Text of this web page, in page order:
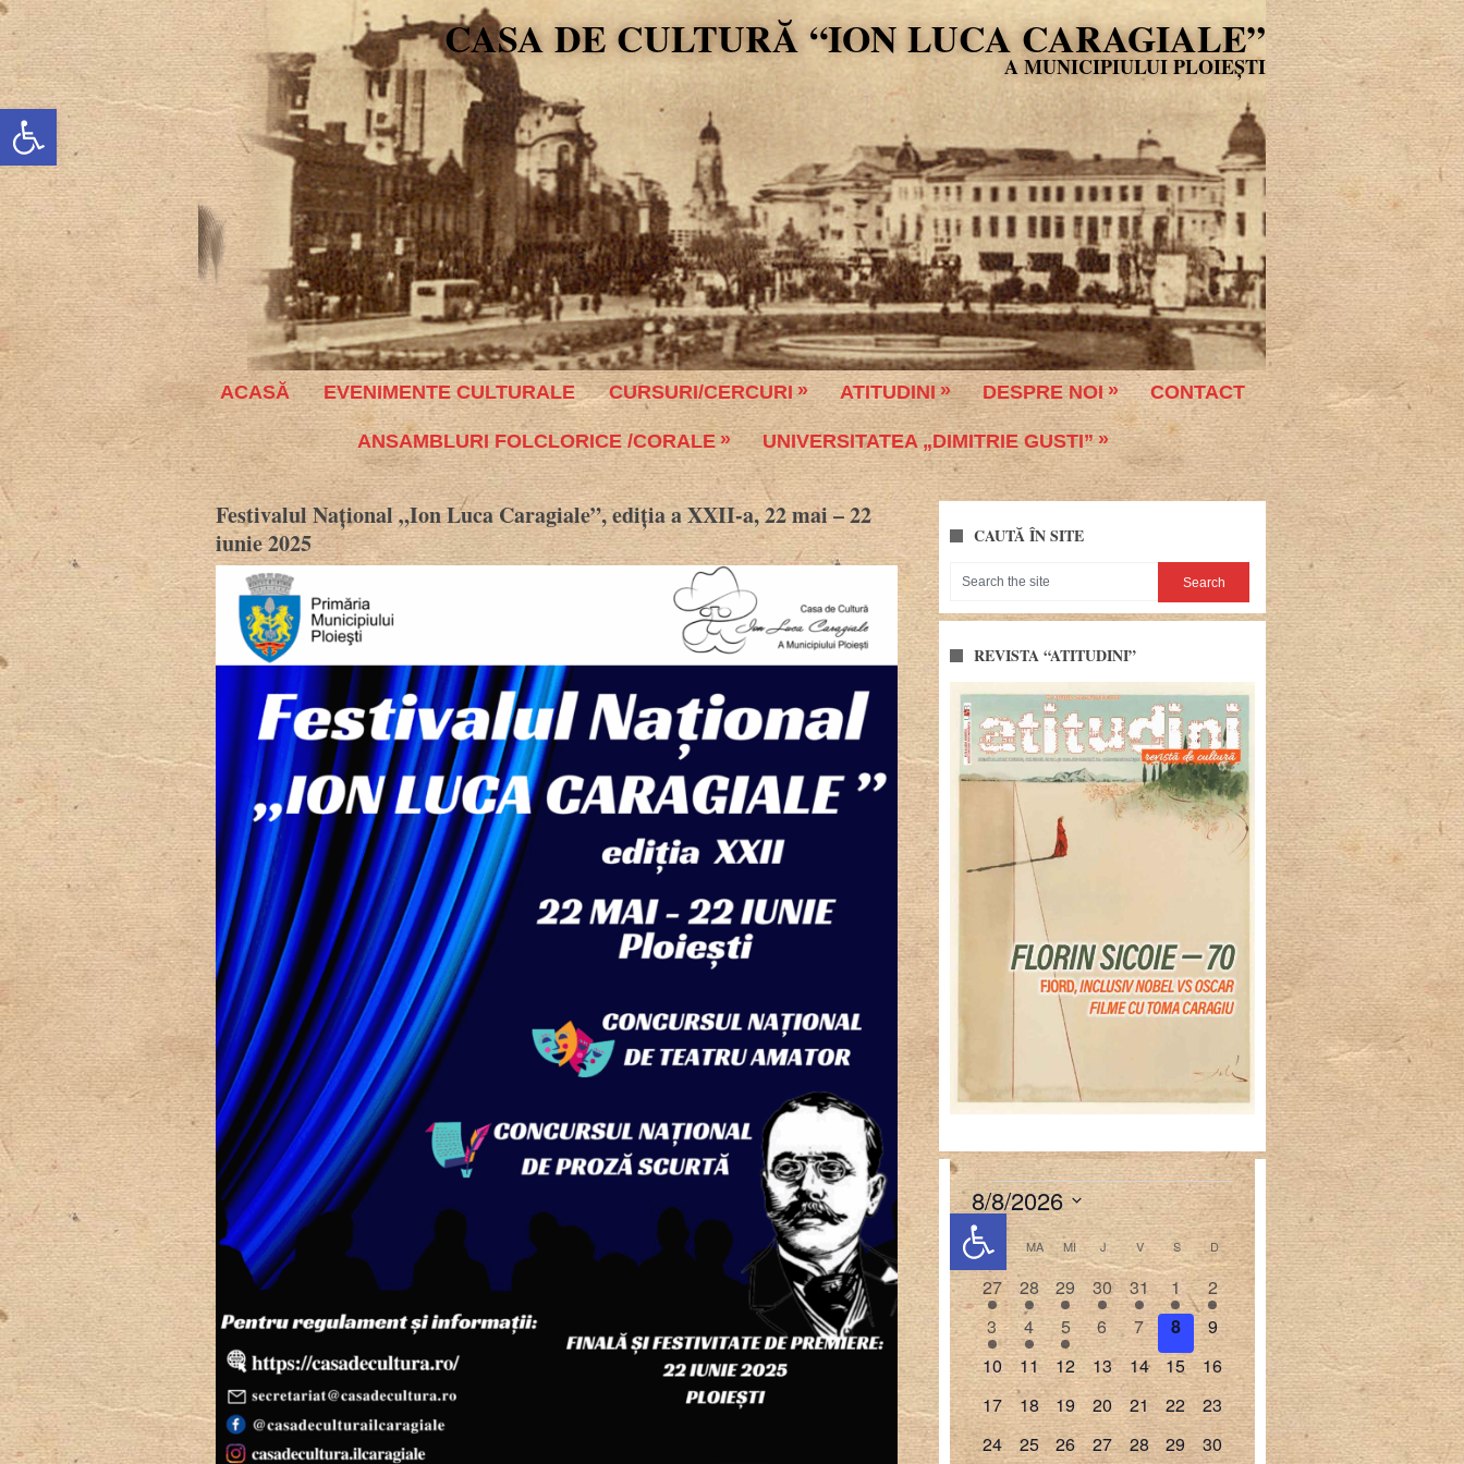
Deschide bara de unelte
CASA DE CULTURĂ “ION LUCA CARAGIALE”
ACASĂ EVENIMENTE CULTURALE CURSURI/CERCURI ATITUDINI DESPRE NOI CONTACT
ANSAMBLURI FOLCLORICE /CORALE UNIVERSITATEA „DIMITRIE GUSTI”
Festivalul Național „Ion Luca Caragiale”, ediţia a XXII-a, 22 mai – 22
iunie 2025
CAUTĂ ÎN SITE
REVISTA “ATITUDINI”